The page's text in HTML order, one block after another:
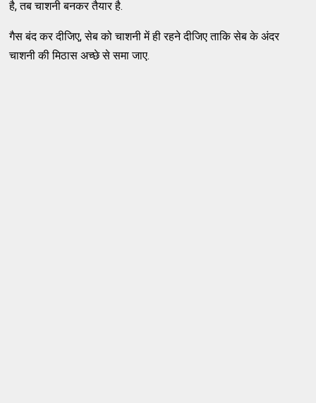
है, तब चाशनी बनकर तैयार है.
गैस बंद कर दीजिए, सेब को चाशनी में ही रहने दीजिए ताकि सेब के अंदर
चाशनी की मिठास अच्छे से समा जाए.